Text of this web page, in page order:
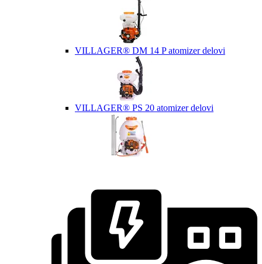
VILLAGER® DM 14 P atomizer delovi
VILLAGER® PS 20 atomizer delovi